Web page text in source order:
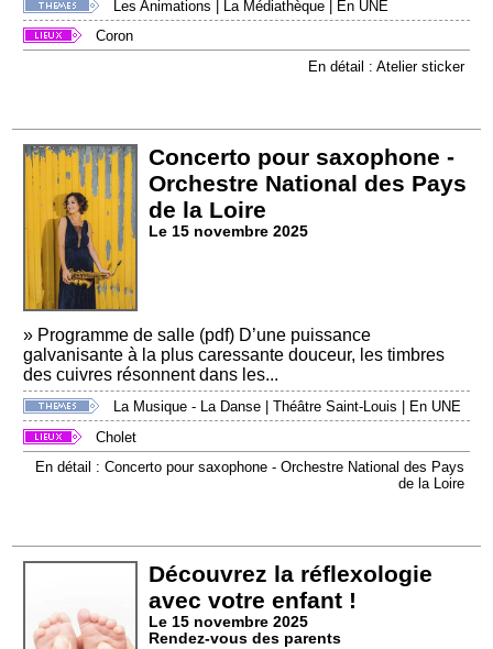
Les Animations | La Médiathèque | En UNE
Coron
En détail : Atelier sticker
Concerto pour saxophone -
Orchestre National des Pays
de la Loire
Le 15 novembre 2025
» Programme de salle (pdf) D’une puissance
galvanisante à la plus caressante douceur, les timbres
des cuivres résonnent dans les...
La Musique - La Danse |Théâtre Saint-Louis
En UNE
Cholet
En détail : Concerto pour saxophone - Orchestre National des Pays
de la Loire
Découvrez la réflexologie
avec votre enfant !
Le 15 novembre 2025
Rendez-vous des parents